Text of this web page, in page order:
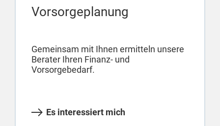
Vorsorgeplanung
Gemeinsam mit Ihnen ermitteln unsere
Berater Ihren Finanz- und
Vorsorgebedarf.
Es interessiert mich